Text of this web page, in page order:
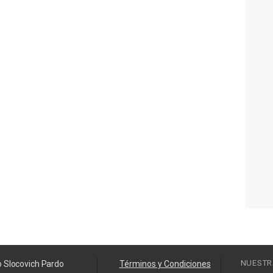
Slocovich Pardo Términos y Condiciones